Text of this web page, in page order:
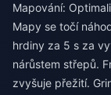
Mapování:
Mapy se točí
hrdiny za 5 s za
nárůstem střepů.
zvyšuje přežití.